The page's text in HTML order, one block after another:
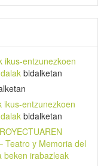
ikus-entzunezkoen
bidalketan
ikus-entzunezkoen
bidalketan
Teatro y Memoria del
beken irabazleak